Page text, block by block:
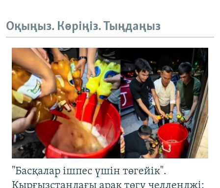
Оқыңыз. Көріңіз. Тыңдаңыз
"Басқалар ішпес үшін төгейік".